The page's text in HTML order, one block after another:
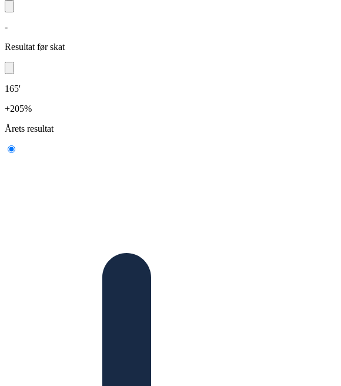
-
Resultat før skat
165'
+205%
Årets resultat